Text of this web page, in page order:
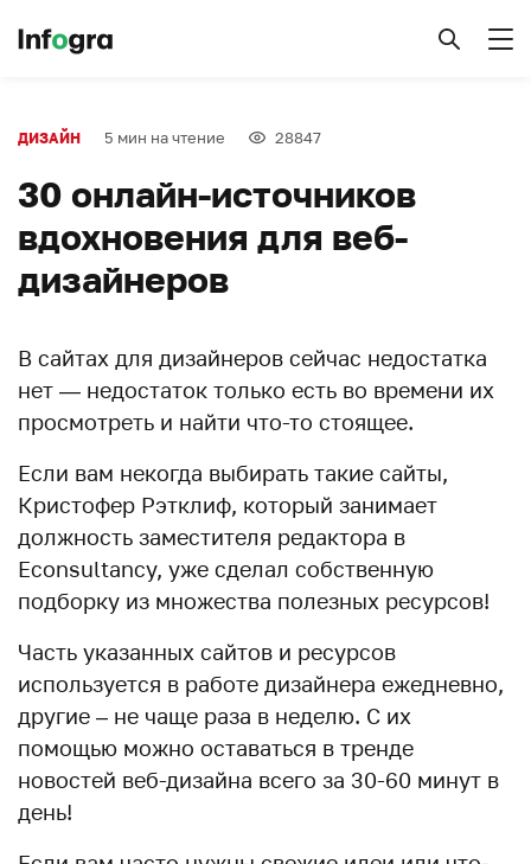
ДИЗАЙН 5 мин на чтение 28847
30 онлайн-источников
вдохновения для веб-
дизайнеров
В сайтах для дизайнеров сейчас недостатка
нет — недостаток только есть во времени их
просмотреть и найти что-то стоящее.
Если вам некогда выбирать такие сайты,
Кристофер Рэтклиф, который занимает
должность заместителя редактора в
Econsultancy, уже сделал собственную
подборку из множества полезных ресурсов!
Часть указанных сайтов и ресурсов
используется в работе дизайнера ежедневно,
другие – не чаще раза в неделю. С их
помощью можно оставаться в тренде
новостей веб-дизайна всего за 30-60 минут в
день!